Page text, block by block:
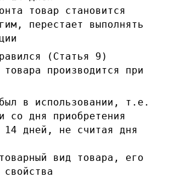
товар становится
перестает выполнять
(Статья 9)
производится при
в использовании, т.е.
со дня приобретения
14 дней, не считая дня
вид товара, его
свойства